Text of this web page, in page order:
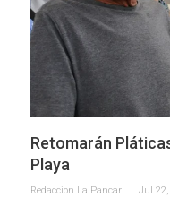
Retomarán
Playa
Redaccion La Pancarta De Quintana Roo Jul